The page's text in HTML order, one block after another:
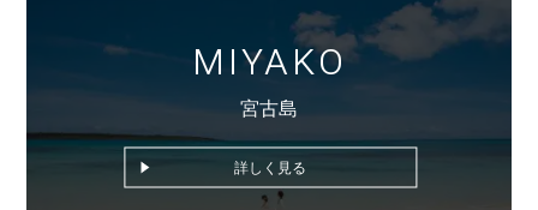
MIYAKO
宮古島
詳しく見る